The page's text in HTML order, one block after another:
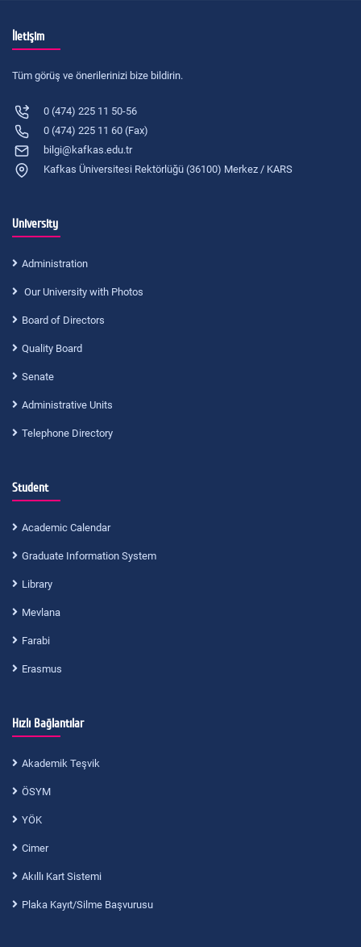
İletişim
Tüm görüş ve önerilerinizi bize bildirin.
0 (474) 225 11 50-56
0 (474) 225 11 60 (Fax)
bilgi@kafkas.edu.tr
Kafkas Üniversitesi Rektörlüğü (36100) Merkez / KARS
University
Administration
Our University with Photos
Board of Directors
Quality Board
Senate
Administrative Units
Telephone Directory
Student
Academic Calendar
Graduate Information System
Library
Mevlana
Farabi
Erasmus
Hızlı Bağlantılar
Akademik Teşvik
ÖSYM
YÖK
Cimer
Akıllı Kart Sistemi
Plaka Kayıt/Silme Başvurusu